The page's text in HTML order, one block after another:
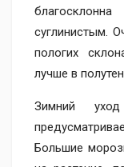
суглинистым.
пологих
лучше в
Зимний
Большие